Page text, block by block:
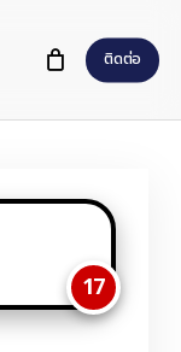
ติดต่อ
17